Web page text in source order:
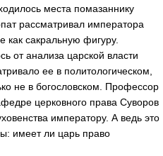
места помазаннику
рассматривал императора
как сакральную фигуру.
от анализа царской власти
ее в политологическом,
не в богословском. Профессор
церковного права Суворов
императору. А ведь это
имеет ли царь право